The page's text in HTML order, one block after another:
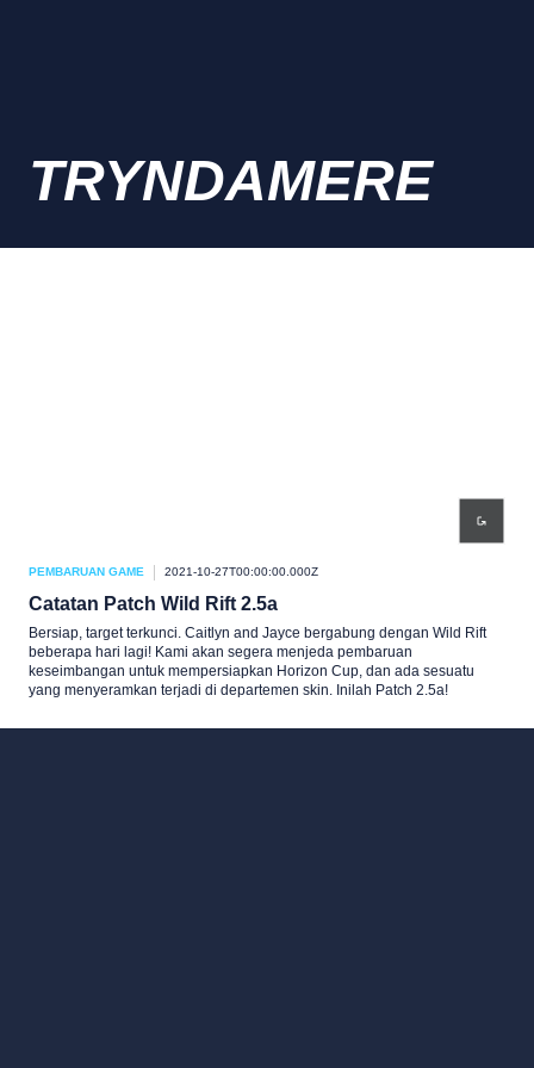
TRYNDAMERE
PEMBARUAN GAME 2021-10-27T00:00:00.000Z
Catatan Patch Wild Rift 2.5a
Bersiap, target terkunci. Caitlyn and Jayce bergabung dengan Wild Rift
beberapa hari lagi! Kami akan segera menjeda pembaruan
keseimbangan untuk mempersiapkan Horizon Cup, dan ada sesuatu
yang menyeramkan terjadi di departemen skin. Inilah Patch 2.5a!